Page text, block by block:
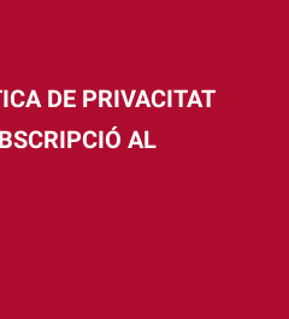
DE PRIVACITAT
AL